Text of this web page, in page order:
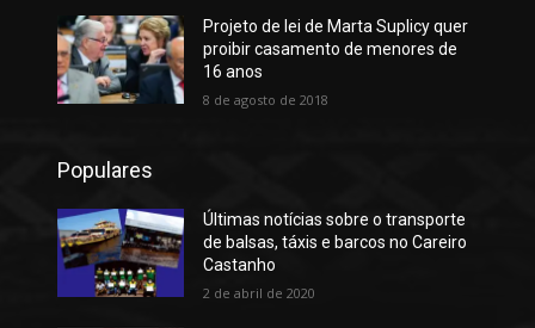
Projeto de lei de Marta Suplicy quer
proibir casamento de menores de
16 anos
8 de agosto de 2018
Populares
Últimas notícias sobre o transporte
de balsas, táxis e barcos no Careiro
Castanho
2 de abril de 2020